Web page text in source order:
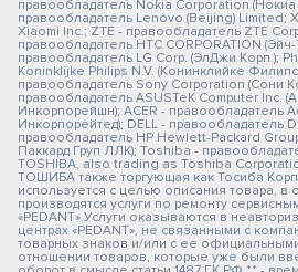
правообладатель Nokia Corporation
правообладатель Lenovo (Beijing) Limited;
Xiaomi Inc.; ZTE - правообладатель ZTE
правообладатель HTC CORPORATION
правообладатель LG Corp. (ЭлДжи Корп.);
Koninklijke Philips N.V. (Конинклийке
правообладатель Sony Corporation (Сони
правообладатель ASUSTeK Computer Inc.
Инкорпорейшн); ACER - правообладатель
Инкорпорейтед); DELL - правообладатель
правообладатель HP Hewlett-Packard
Паккард Груп ЛЛК); Toshiba -
TOSHIBA, also trading as Toshiba
ТОШИБА также торгующая как Тосиба
используется с целью описания товара, в
производятся услуги по ремонту
«PEDANT».Услуги оказываются в
центрах «PEDANT», не связанными с
товарных знаков и/или с ее
отношении товаров, которые уже были